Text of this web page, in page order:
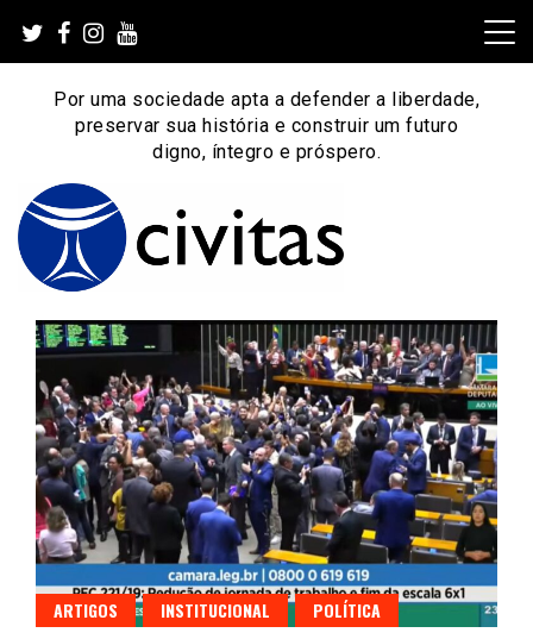
content
Por uma sociedade apta a defender a liberdade,
preservar sua história e construir um futuro
digno, íntegro e próspero.
Instituto Civitas
preservar sua história e construir um futuro digno, íntegro
e próspero.
ARTIGOS INSTITUCIONAL POLÍTICA